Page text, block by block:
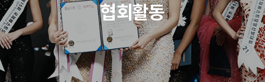
협회소개
협회소개
회장인사말
주요사업
사업소개
사업분야
협회활동